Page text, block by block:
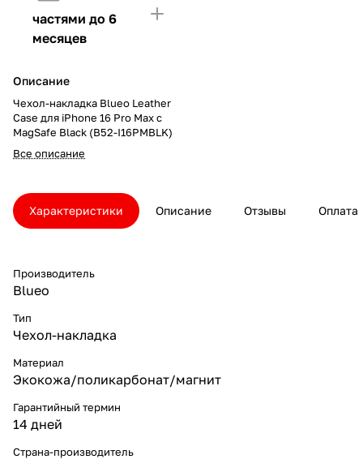
частями до 6
месяцев
Описание
Чехол-накладка Blueo Leather
Case для iPhone 16 Pro Max с
MagSafe Black (B52-I16PMBLK)
Все описание
Характеристики Описание Отзывы Оплата
Производитель
Blueo
Тип
Чехол-накладка
Материал
Экокожа/поликарбонат/магнит
Гарантийный термин
14 дней
Страна-производитель